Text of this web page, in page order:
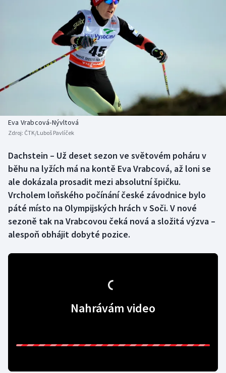
DALŠÍ SPORTY
Americký fotbal
Baseball a softbal
Biatlon
Box
Curling
Dostihy
Florbal
NEPŘEHLÉDNĚTE
Soutěže
Historické návraty
Aplikace ČT sport
Eva Vrabcová-Nývltová
Zdroj: ČTK/Luboš Pavlíček
Dachstein – Už deset sezon ve světovém poháru v
běhu na lyžích má na kontě Eva Vrabcová, až loni se
ale dokázala prosadit mezi absolutní špičku.
Vrcholem loňského počínání české závodnice bylo
páté místo na Olympijských hrách v Soči. V nové
sezoně tak na Vrabcovou čeká nová a složitá výzva –
alespoň obhájit dobyté pozice.
Nahrávám video